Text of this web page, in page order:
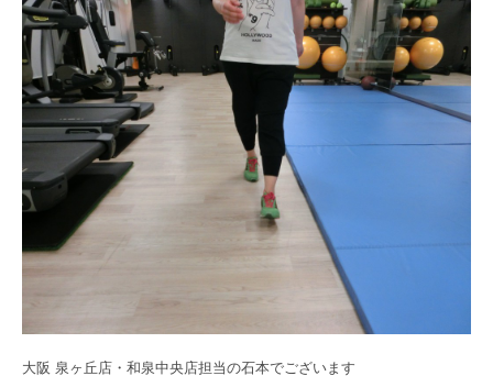
大阪 泉ヶ丘店・和泉中央店担当の石本でございます